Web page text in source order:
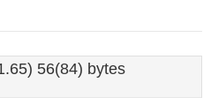
56(84) bytes